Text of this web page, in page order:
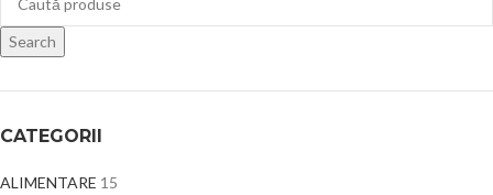
Search
CATEGORII
ALIMENTARE 15